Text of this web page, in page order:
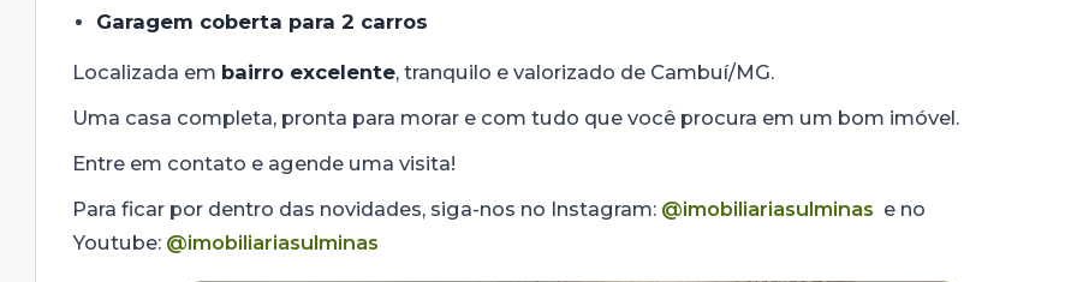
Garagem coberta para 2 carros
Localizada em bairro excelente, tranquilo e valorizado de Cambuí/MG.
Uma casa completa, pronta para morar e com tudo que você procura em um bom imóvel.
Entre em contato e agende uma visita!
Para ficar por dentro das novidades, siga-nos no Instagram: @imobiliariasulminas e no
Youtube: @imobiliariasulminas